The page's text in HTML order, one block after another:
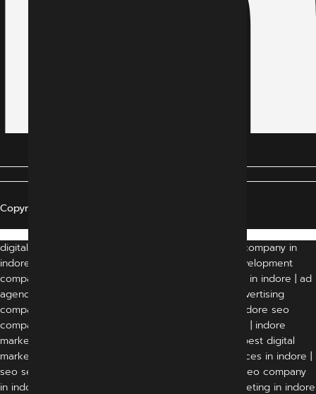
Copyright © 2024 All Rights Reserved
digital marketing agency indore | digital marketing company in
indore | indore digital marketing company | web development
company in indore | website development company in indore | ad
agency in indore | advertising agency in indore | advertising
companies in indore | digital marketing in indore | indore seo
company | best digital marketing company in indore | indore
marketing company | marketing agency in indore | best digital
marketing agency in indore | digital marketing services in indore |
seo services in indore | seo services indore | best seo company
in indore | seo agency in indore | social media marketing in indore